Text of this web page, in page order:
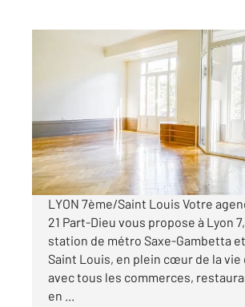
LYON 69007
, 5 pièces
Appartement F5 à vendre
619 000 €
Visiter le site dédié
LYON 7ème/Saint Louis Votre
21 Part-Dieu vous propose à Lyon
station de métro Saxe-Gambetta
Saint Louis, en plein cœur de la
avec tous les commerces,
en ...